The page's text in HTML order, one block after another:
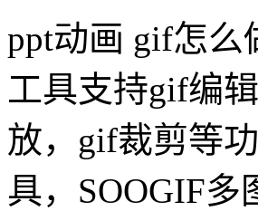
ppt动画 gif怎么
工具支持gif编
放，gif裁剪等
具，SOOGIF